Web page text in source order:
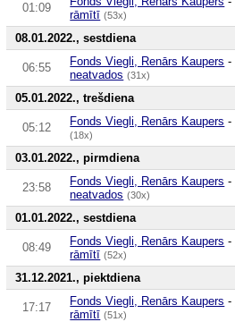
01:09
rāmītī (53x)
08.01.2022., sestdiena
06:55 Fonds Viegli, Renārs Kaupers -
neatvados (31x)
05.01.2022., trešdiena
05:12 Fonds Viegli, Renārs Kaupers -
(18x)
03.01.2022., pirmdiena
23:58 Fonds Viegli, Renārs Kaupers -
neatvados (30x)
01.01.2022., sestdiena
08:49 Fonds Viegli, Renārs Kaupers -
rāmītī (52x)
31.12.2021., piektdiena
17:17 Fonds Viegli, Renārs Kaupers -
rāmītī (51x)